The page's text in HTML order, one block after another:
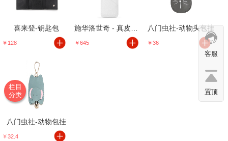
栏目
分类
喜来登-钥匙包
￥128 ￥645
八门虫社-动物头包挂
￥36
八门虫社-动物包挂
￥32.4
客服
置顶